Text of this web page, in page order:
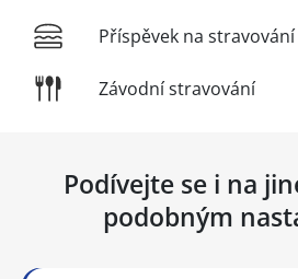
Příspěvek na stravování
Závodní stravování
Podívejte se i na
podobným